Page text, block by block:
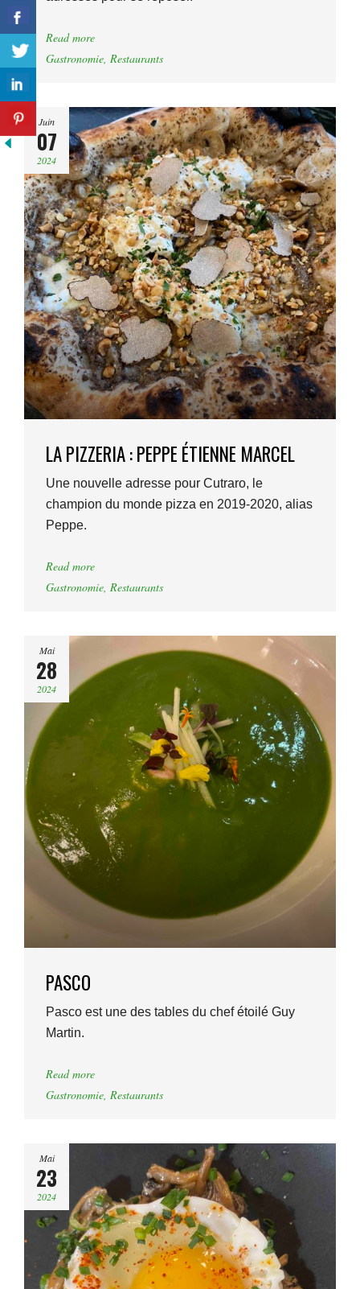
Read more
Gastronomie, Restaurants
Juin
07
2024
LA PIZZERIA : PEPPE ÉTIENNE MARCEL
Une nouvelle adresse pour Cutraro, le
champion du monde pizza en 2019-2020, alias
Peppe.
Read more
Gastronomie, Restaurants
Mai
28
2024
PASCO
Pasco est une des tables du chef étoilé Guy
Martin.
Read more
Gastronomie, Restaurants
Mai
23
2024